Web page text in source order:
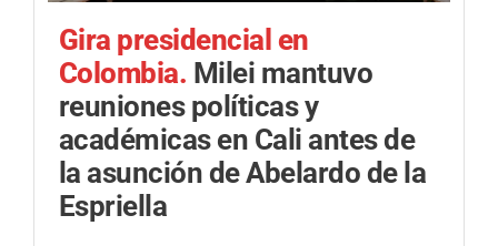
Gira presidencial en
Colombia. Milei mantuvo
reuniones políticas y
académicas en Cali antes de
la asunción de Abelardo de la
Espriella